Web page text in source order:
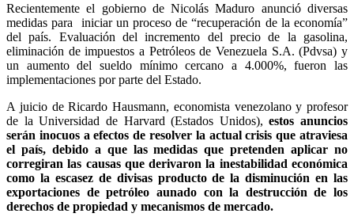
Recientemente el gobierno de Nicolás Maduro anunció diversas
medidas para iniciar un proceso de “recuperación de la economía”
del país. Evaluación del incremento del precio de la gasolina,
eliminación de impuestos a Petróleos de Venezuela S.A. (Pdvsa) y
un aumento del sueldo mínimo cercano a 4.000%, fueron las
implementaciones por parte del Estado.
A juicio de Ricardo Hausmann, economista venezolano y profesor
de la Universidad de Harvard (Estados Unidos),estos anuncios
serán inocuos a efectos de resolver la actual crisis que atraviesa
el país, debido a que las medidas que pretenden aplicar no
corregiran las causas que derivaron la inestabilidad económica
como la escasez de divisas producto de la disminución en las
exportaciones de petróleo aunado con la destrucción de los
derechos de propiedad y mecanismos de mercado.